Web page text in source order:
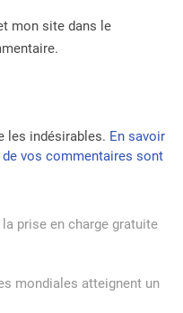
mon site dans le
les indésirables. En savoir
vos commentaires sont
prise en charge gratuite
mondiales atteignent un